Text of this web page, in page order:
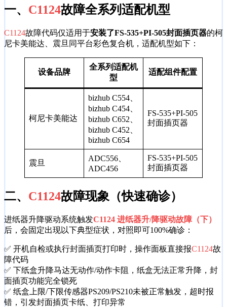
一、 C1124故障全系列适配机型
C1124故障代码仅适用于安装了FS-535+PI-505封面插页器的柯
尼卡美能达、震旦同平台彩色复合机，适配机型如下：
设备品牌
全系列适配机
型
适配组件配置
柯尼卡美能达
bizhub C554、
bizhub C454、
bizhub C652、
bizhub C452、
bizhub C654
FS-535+PI-505
封面插页器
震旦
ADC556、
ADC456
FS-535+PI-505
封面插页器
二、 C1124故障现象（快速确诊）
进纸器升降驱动系统触发C1124 进纸器升/降驱动故障（下）
后，会固定出现以下典型症状，对照即可100%确诊：
✅ 开机自检或执行封面插页打印时，操作面板直接报C1124故
障代码
✅ 下纸盒升降马达无动作/动作卡阻，纸盒无法正常升降，封
面插页功能完全锁死
✅ 纸盒上限/下限传感器PS209/PS210未被正常触发，超时报
错，引发封面插页卡纸、打印异常